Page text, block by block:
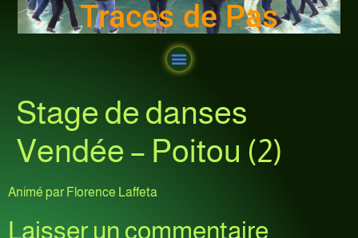
Traces de Pas
Stage de danses
Vendée – Poitou (2)
Animé par Florence Laffeta
Laisser un commentaire